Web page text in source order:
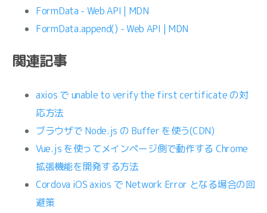
FormData - Web API | MDN
FormData.append() - Web API | MDN
関連記事
axios で unable to verify the first certificate の対
応方法
ブラウザで Node.js の Buffer を使う(CDN)
Vue.js を使ってメインページ側で動作する Chrome
拡張機能を開発する方法
Cordova iOS axios で Network Error となる場合の回
避策